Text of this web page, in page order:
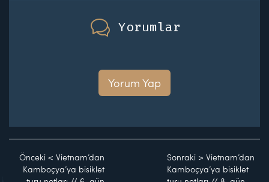
Yorumlar
Yorum Yap
Önceki < Vietnam’dan
Kamboçya’ya bisiklet
Sonraki >Vietnam’dan
Kamboçya’ya bisiklet